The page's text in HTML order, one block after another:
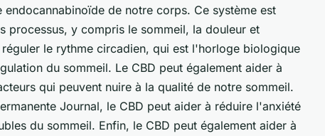
de notre corps. Ce système est
processus, y compris le sommeil, la douleur et
le rythme circadien, qui est l'horloge biologique
du sommeil. Le CBD peut également aider à
qui peuvent nuire à la qualité de notre sommeil.
Journal, le CBD peut aider à réduire l'anxiété
du sommeil. Enfin, le CBD peut également aider à